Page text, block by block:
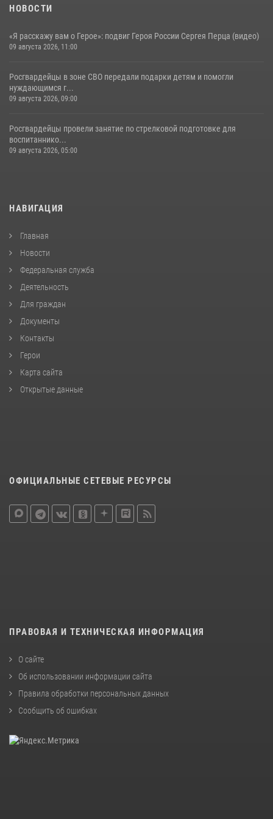
НОВОСТИ
«Я расскажу вам о Герое»: подвиг Героя России Сергея Перца (видео)
09 августа 2026, 11:00
Росгвардейцы в зоне СВО передали подарки детям и помогли
нуждающимся г...
09 августа 2026, 09:00
Росгвардейцы провели занятие по стрелковой подготовке для
воспитаннико...
09 августа 2026, 05:00
НАВИГАЦИЯ
Главная
Новости
Федеральная служба
Деятельность
Для граждан
Документы
Контакты
Герои
Карта сайта
Открытые данные
ОФИЦИАЛЬНЫЕ СЕТЕВЫЕ РЕСУРСЫ
ПРАВОВАЯ И ТЕХНИЧЕСКАЯ ИНФОРМАЦИЯ
О сайте
Об использовании информации сайта
Правила обработки персональных данных
Сообщить об ошибках